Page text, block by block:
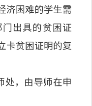
济困难的学生需
出具的贫困证
卡贫困证明的复
处，由导师在申